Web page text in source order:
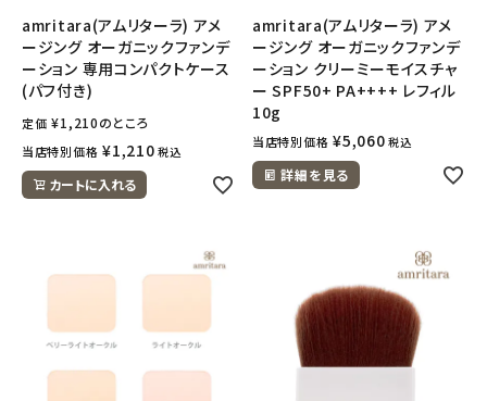
amritara(アムリターラ) アメ
ージング オーガニックファンデ
ーション 専用コンパクトケース
(パフ付き)
定価 ¥1,210のところ
当店特別価格 ¥1,210 税込
カートに入れる
amritara(アムリターラ) アメ
ージング オーガニックファンデ
ーション クリーミーモイスチャ
ー SPF50+ PA++++ レフィル
10g
当店特別価格 ¥5,060 税込
詳細を見る